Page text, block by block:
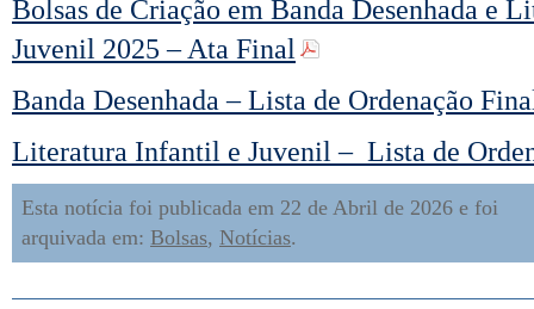
Bolsas de Criação em Banda Desenhada e
Juvenil 2025 – Ata Final
Banda Desenhada – Lista de Ordenação
Literatura Infantil e Juvenil – Lista de
Esta notícia foi publicada em 22 de Abril de 2026 e foi
arquivada em: Bolsas, Notícias.